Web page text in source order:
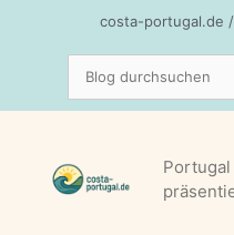
costa-portugal.de